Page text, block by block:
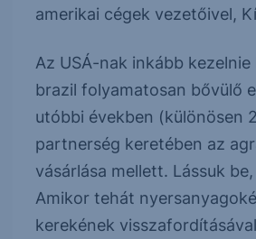
amerikai cégek vezetőivel,
Az USÁ-nak inkább
brazil folyamatosan bővülő
utóbbi években (különösen
partnerség keretében az
vásárlása mellett. Lássuk
Amikor tehát
kerekének